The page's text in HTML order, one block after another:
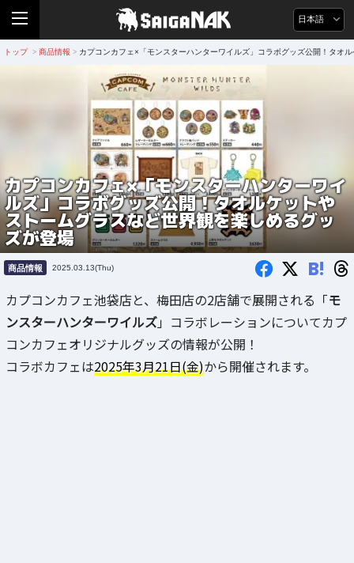
日本語
トップ > 商品情報 > カプコンカフェ×「モンスターハンターワイルズ」コラボグッズ公開！タオ
カプコンカフェ×「モンスターハンターワイ
ルズ」コラボグッズ公開！タオルケットや
ストームグラスなど世界観を楽しめるグッ
ズが登場
商品情報 2025.03.13(Thu) B!
カプコンカフェ池袋店と、梅田店の2店舗で展開される「モ
ンスターハンターワイルズ」コラボレーションについてカプ
コンカフェオリジナルグッズの情報が公開！
コラボカフェは2025年3月21日(金)から開催されます。